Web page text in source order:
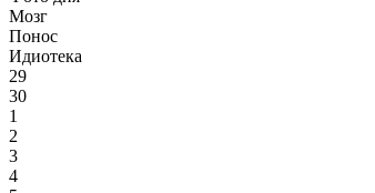
Мозг
Понос
Идиотека
29
30
1
2
3
4